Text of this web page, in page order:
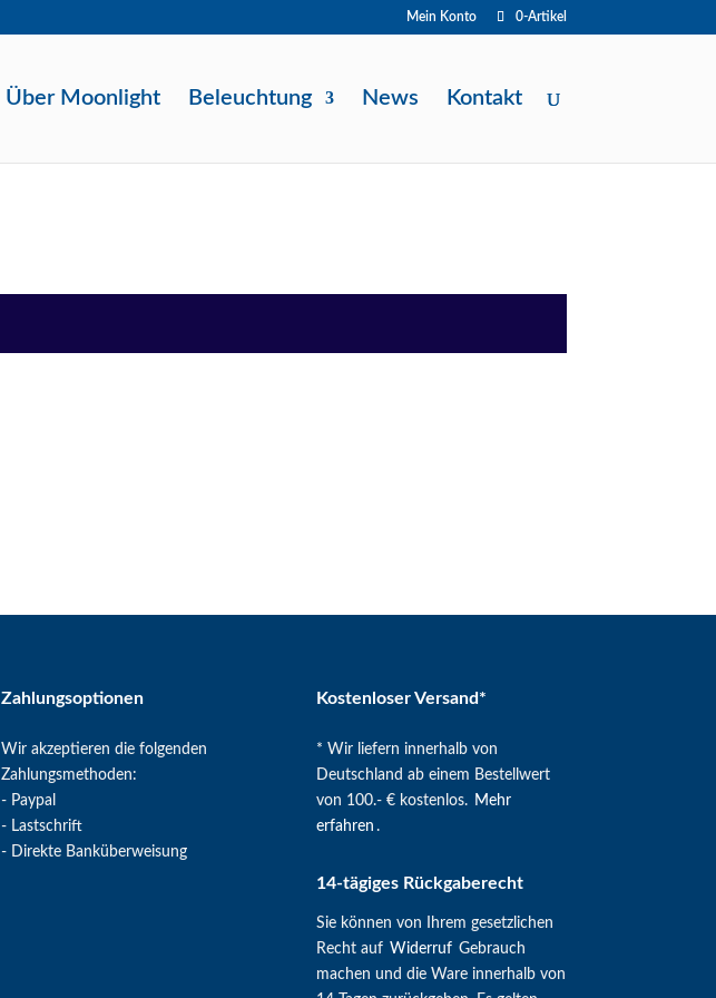
Mein Konto 0-Artikel
Über Moonlight Beleuchtung News Kontakt
Zahlungsoptionen
Wir akzeptieren die folgenden
Zahlungsmethoden:
- Paypal
- Lastschrift
- Direkte Banküberweisung
Kostenloser Versand*
* Wir liefern innerhalb von
Deutschland ab einem Bestellwert
von 100.- € kostenlos. Mehr
erfahren .
14-tägiges Rückgaberecht
Sie können von Ihrem gesetzlichen
Recht auf Widerruf Gebrauch
machen und die Ware innerhalb von